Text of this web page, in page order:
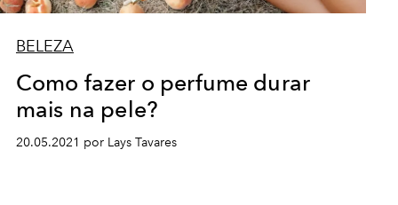
BELEZA
Como fazer o perfume durar
mais na pele?
20.05.2021 por Lays Tavares